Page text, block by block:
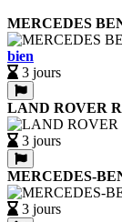
MERCEDES
bien
3 jours
LAND ROVER
3 jours
MERCEDES-
3 jours